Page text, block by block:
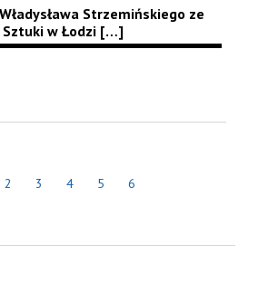
Strzemińskiego ze
Sztuki w Łodzi […]
2 3 4 5 6